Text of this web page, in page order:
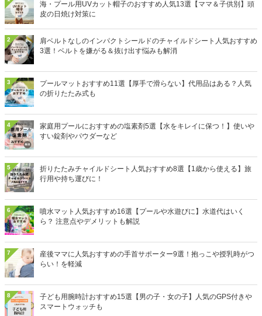
海・プール用UVカット帽子のおすすめ人気13選【ママ＆子供別】頭
皮の日焼け対策に
2
肩ベルトなしのインパクトシールドのチャイルドシート人気おすすめ
3選！ベルトを嫌がる＆抜け出す悩みも解消
3
プールマットおすすめ11選【厚手で滑らない】代用品はある？人気
の折りたたみ式も
4
家庭用プールにおすすめの塩素剤5選【水をキレイに保つ！】使いや
すい錠剤やパウダーなど
5
折りたたみチャイルドシート人気おすすめ8選【1歳から使える】旅
行用や持ち運びに！
6
噴水マット人気おすすめ16選【プールや水遊びに】水道代はいく
ら？ 注意点やデメリットも解説
7
産後ママに人気おすすめの手首サポーター9選！抱っこや授乳時がつ
らい！を軽減
8
子ども用腕時計おすすめ15選【男の子・女の子】人気のGPS付きや
スマートウォッチも